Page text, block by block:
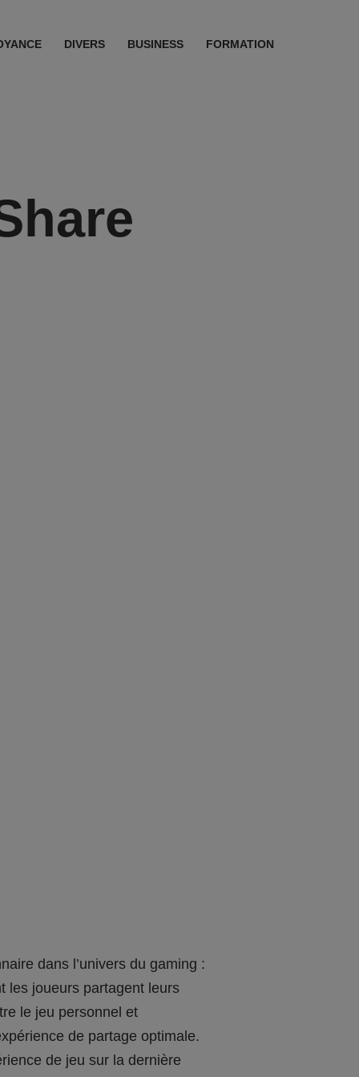
DIVERS BUSINESS FORMATION
dans l’univers du gaming :
les joueurs partagent leurs
le jeu personnel et
de partage optimale.
de jeu sur la dernière